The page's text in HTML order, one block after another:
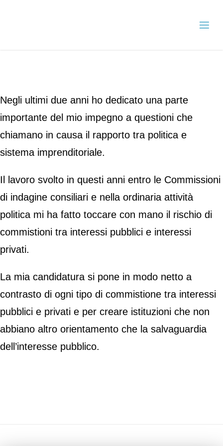
Negli ultimi due anni ho dedicato una parte
importante del mio impegno a questioni che
chiamano in causa il rapporto tra politica e
sistema imprenditoriale.
Il lavoro svolto in questi anni entro le Commissioni
di indagine consiliari e nella ordinaria attività
politica mi ha fatto toccare con mano il rischio di
commistioni tra interessi pubblici e interessi
privati.
La mia candidatura si pone in modo netto a
contrasto di ogni tipo di commistione tra interessi
pubblici e privati e per creare istituzioni che non
abbiano altro orientamento che la salvaguardia
dell’interesse pubblico.